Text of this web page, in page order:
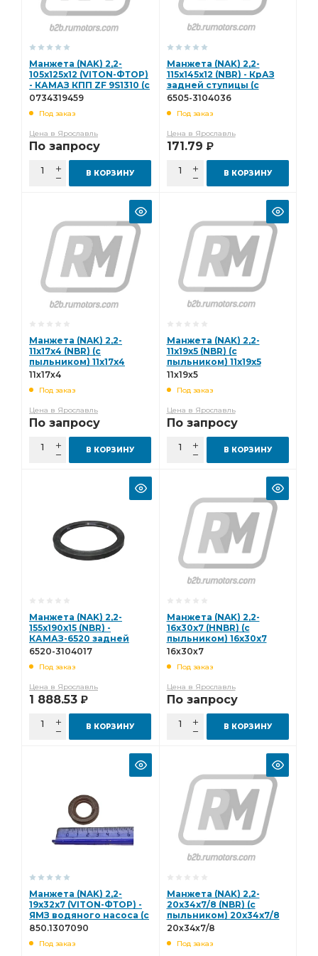
Манжета (NAK) 2,2-
105х125х12 (VITON-ФТОР)
- КАМАЗ КПП ZF 9S1310 (с
пыльником) 0734319459
0734319459
Под заказ
Цена в Ярославль
По запросу
В КОРЗИНУ
Манжета (NAK) 2,2-
115х145х12 (NBR) - КрАЗ
задней ступицы (с
пыльником) 6505-
6505-3104036
Под заказ
Цена в Ярославль
171.79 Р
В КОРЗИНУ
Манжета (NAK) 2,2-
11х17х4 (NBR) (с
пыльником) 11х17х4
11х17х4
Под заказ
Цена в Ярославль
По запросу
В КОРЗИНУ
Манжета (NAK) 2,2-
11х19х5 (NBR) (с
пыльником) 11х19х5
11х19х5
Под заказ
Цена в Ярославль
По запросу
В КОРЗИНУ
Манжета (NAK) 2,2-
155х190х15 (NBR) -
КАМАЗ-6520 задней
ступицы (мост Madara)
3104017
6520-3104017
Под заказ
Цена в Ярославль
1 888.53 Р
В КОРЗИНУ
Манжета (NAK) 2,2-
16х30х7 (HNBR) (с
пыльником) 16х30х7
16х30х7
Под заказ
Цена в Ярославль
По запросу
В КОРЗИНУ
Манжета (NAK) 2,2-
19х32х7 (VITON-ФТОР) -
ЯМЗ водяного насоса (с
пыльником)
850.1307090
Под заказ
Манжета (NAK) 2,2-
20х34х7/8 (NBR) (с
пыльником) 20х34х7/8
20х34х7/8
Под заказ